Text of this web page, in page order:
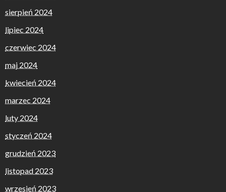
sierpień 2024
lipiec 2024
czerwiec 2024
maj 2024
kwiecień 2024
marzec 2024
luty 2024
styczeń 2024
grudzień 2023
listopad 2023
wrzesień 2023